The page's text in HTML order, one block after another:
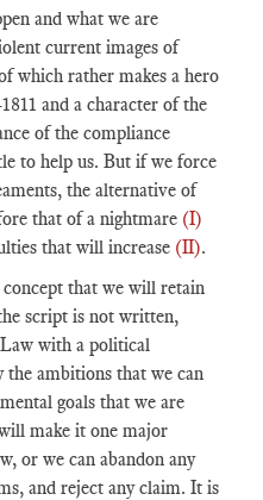
and what we are
current images of
which rather makes a hero
and a character of the
of the compliance
to help us. But if we force
the alternative of
that of a nightmare (I)
that will increase (II).
that we will retain
script is not written,
with a political
ambitions that we can
goals that we are
make it one major
or we can abandon any
and reject any claim. It is